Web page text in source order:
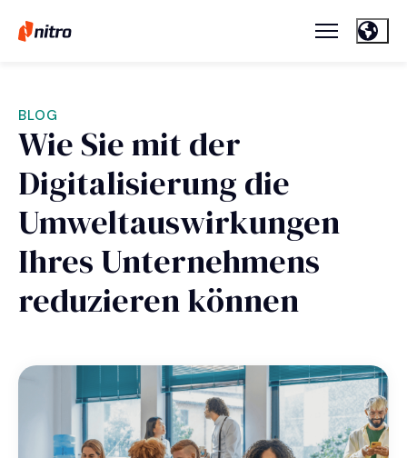
BLOG
Wie Sie mit der
Digitalisierung die
Umweltauswirkungen
Ihres Unternehmens
reduzieren können